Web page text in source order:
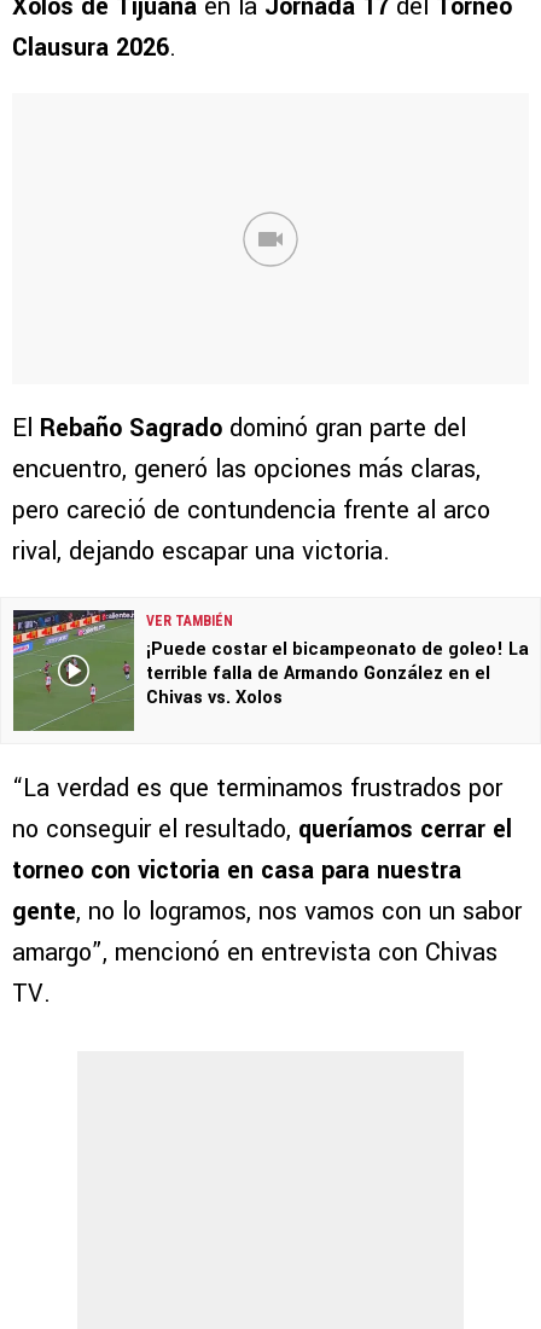
Xolos de Tijuana en la Jornada 17 del Torneo
Clausura 2026.
El Rebaño Sagrado dominó gran parte del
encuentro, generó las opciones más claras,
pero careció de contundencia frente al arco
rival, dejando escapar una victoria.
VER TAMBIÉN
¡Puede costar el bicampeonato de goleo! La
terrible falla de Armando González en el
Chivas vs. Xolos
“La verdad es que terminamos frustrados por
no conseguir el resultado, queríamos cerrar el
torneo con victoria en casa para nuestra
gente, no lo logramos, nos vamos con un sabor
amargo”, mencionó en entrevista con Chivas
TV.